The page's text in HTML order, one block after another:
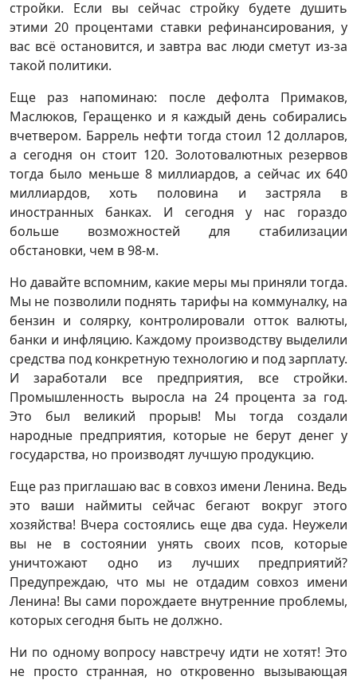
стройки. Если вы сейчас стройку будете душить
этими 20 процентами ставки рефинансирования, у
вас всё остановится, и завтра вас люди сметут из-за
такой политики.
Еще раз напоминаю: после дефолта Примаков,
Маслюков, Геращенко и я каждый день собирались
вчетвером. Баррель нефти тогда стоил 12 долларов,
а сегодня он стоит 120. Золотовалютных резервов
тогда было меньше 8 миллиардов, а сейчас их 640
миллиардов, хоть половина и застряла в
иностранных банках. И сегодня у нас гораздо
больше возможностей для стабилизации
обстановки, чем в 98-м.
Но давайте вспомним, какие меры мы приняли тогда.
Мы не позволили поднять тарифы на коммуналку, на
бензин и солярку, контролировали отток валюты,
банки и инфляцию. Каждому производству выделили
средства под конкретную технологию и под зарплату.
И заработали все предприятия, все стройки.
Промышленность выросла на 24 процента за год.
Это был великий прорыв! Мы тогда создали
народные предприятия, которые не берут денег у
государства, но производят лучшую продукцию.
Еще раз приглашаю вас в совхоз имени Ленина. Ведь
это ваши наймиты сейчас бегают вокруг этого
хозяйства! Вчера состоялись еще два суда. Неужели
вы не в состоянии унять своих псов, которые
уничтожают одно из лучших предприятий?
Предупреждаю, что мы не отдадим совхоз имени
Ленина! Вы сами порождаете внутренние проблемы,
которых сегодня быть не должно.
Ни по одному вопросу навстречу идти не хотят! Это
не просто странная, но откровенно вызывающая